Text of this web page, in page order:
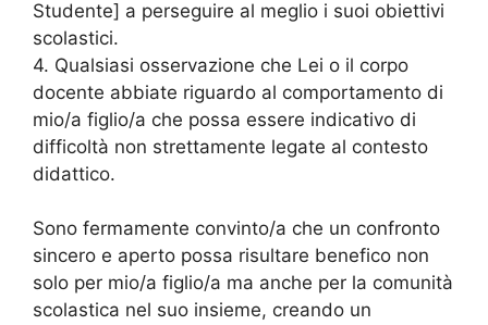
Studente] a perseguire al meglio i suoi obiettivi
scolastici.
4. Qualsiasi osservazione che Lei o il corpo
docente abbiate riguardo al comportamento di
mio/a figlio/a che possa essere indicativo di
difficoltà non strettamente legate al contesto
didattico.
Sono fermamente convinto/a che un confronto
sincero e aperto possa risultare benefico non
solo per mio/a figlio/a ma anche per la comunità
scolastica nel suo insieme, creando un